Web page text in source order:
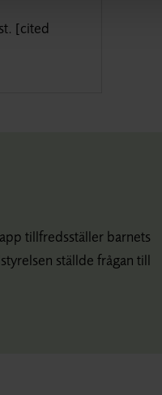
[cited
tillfredsställer barnets
ställde frågan till